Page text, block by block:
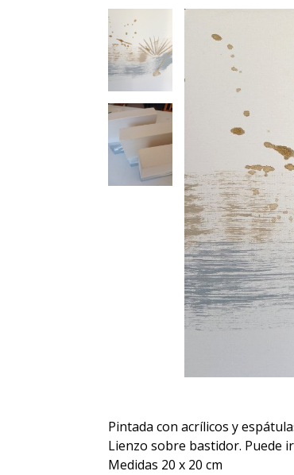
Pintada con acrílicos y
Lienzo sobre bastidor. Puede
Medidas 20 x 20 cm